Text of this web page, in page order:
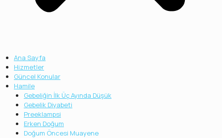
Ana Sayfa
Hizmetler
Güncel Konular
Hamile
Gebeliğin İlk Üç Ayında Düşük
Gebelik Diyabeti
Preeklampsi
Erken Doğum
Doğum Öncesi Muayene